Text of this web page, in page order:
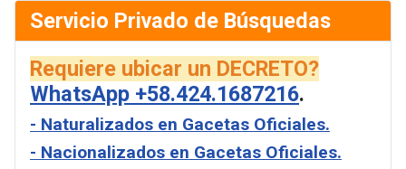
Servicio Privado de Búsquedas
Requiere ubicar un DECRETO?
WhatsApp +58.424.1687216.
- Naturalizados en Gacetas Oficiales.
- Nacionalizados en Gacetas Oficiales.